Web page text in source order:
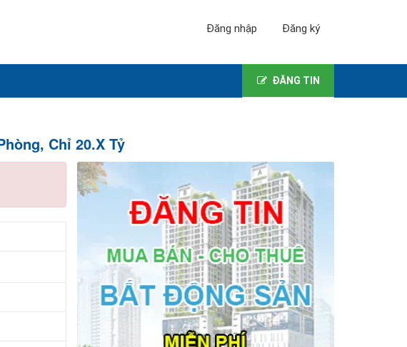
Đăng nhập Đăng ký
ĐĂNG TIN
Chỉ 20.X Tỷ